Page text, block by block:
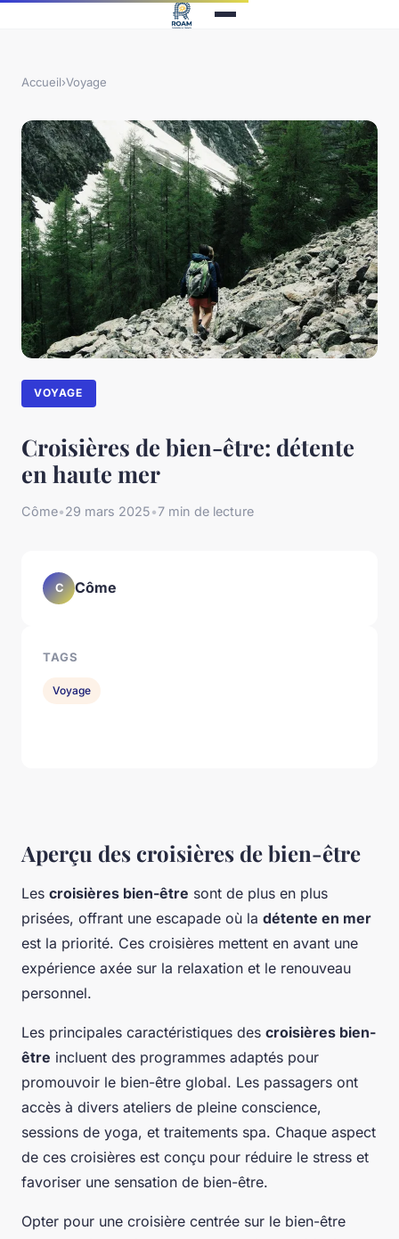
Accueil›Voyage
VOYAGE
Croisières de bien-être: détente
en haute mer
Côme•29 mars 2025•7 min de lecture
Aperçu des croisières de bien-être
Les croisières bien-être sont de plus en plus
prisées, offrant une escapade où la détente en mer
est la priorité. Ces croisières mettent en avant une
expérience axée sur la relaxation et le renouveau
personnel.
Les principales caractéristiques des croisières bien-
être incluent des programmes adaptés pour
promouvoir le bien-être global. Les passagers ont
accès à divers ateliers de pleine conscience,
sessions de yoga, et traitements spa. Chaque aspect
de ces croisières est conçu pour réduire le stress et
favoriser une sensation de bien-être.
Opter pour une croisière centrée sur le bien-être
C Côme
TAGS
Voyage